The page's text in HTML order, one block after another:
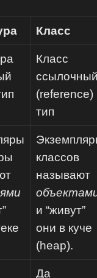
Класс
Класс
(reference)
тип
классов
называют
и “живут”
они в куче
(heap).
Да